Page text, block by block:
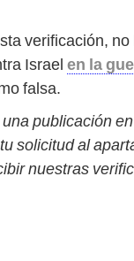
verificación,
Israel en la
falsa.
publicación
solicitud al
nuestras